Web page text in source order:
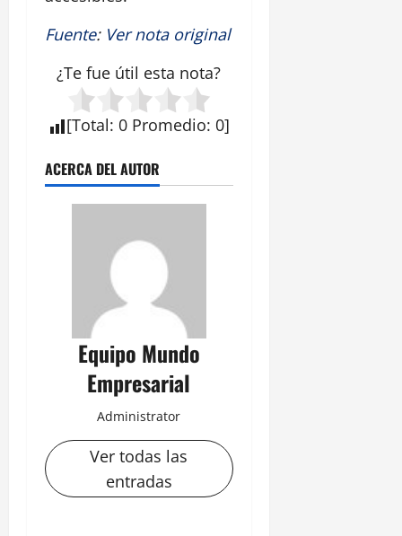
Fuente: Ver nota original
¿Te fue útil esta nota?
[Total: 0 Promedio: 0]
ACERCA DEL AUTOR
Equipo Mundo
Empresarial
Administrator
Ver todas las
entradas